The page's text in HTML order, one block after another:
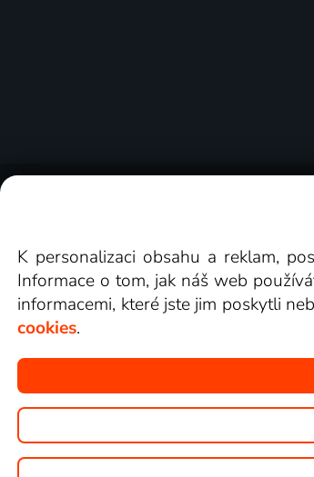
K personalizaci obsahu a reklam,
Informace o tom, jak náš web
informacemi, které jste jim poskytli
cookies.